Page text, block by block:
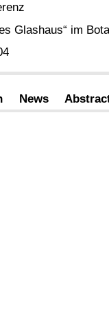
Glashaus“ im
News